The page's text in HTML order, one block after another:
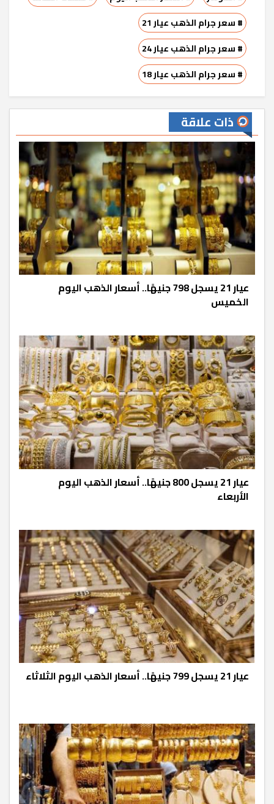
# سعر جرام الذهب عيار 21
# سعر جرام الذهب عيار 24
# سعر جرام الذهب عيار 18
ذات علاقة
عيار 21 يسجل 798 جنيهًا.. أسعار الذهب اليوم
الخميس
عيار 21 يسجل 800 جنيهًا.. أسعار الذهب اليوم
الأربعاء
عيار 21 يسجل 799 جنيهًا.. أسعار الذهب اليوم الثلاثاء